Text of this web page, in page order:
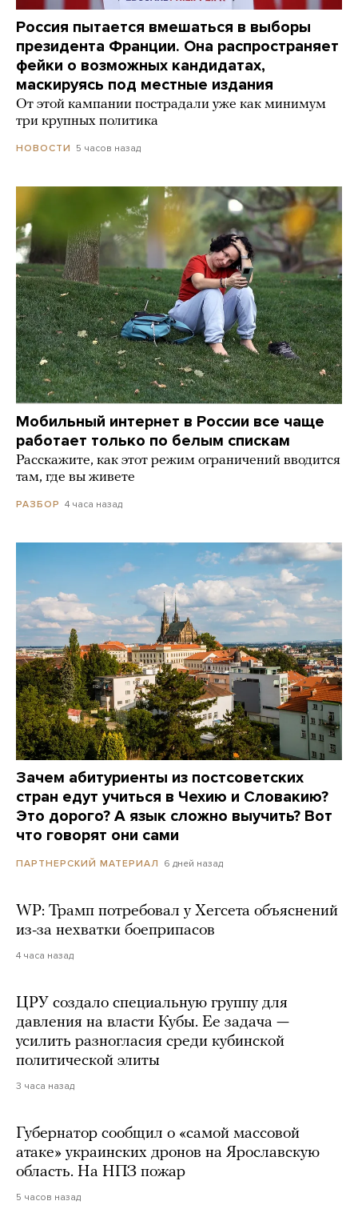
Россия пытается вмешаться в выборы
президента Франции. Она распространяет
фейки о возможных кандидатах,
маскируясь под местные издания
От этой кампании пострадали уже как минимум
три крупных политика
НОВОСТИ 5 часов назад
Мобильный интернет в России все чаще
работает только по белым спискам
Расскажите, как этот режим ограничений вводится
там, где вы живете
РАЗБОР 4 часа назад
Зачем абитуриенты из постсоветских
стран едут учиться в Чехию и Словакию?
Это дорого? А язык сложно выучить? Вот
что говорят они сами
ПАРТНЕРСКИЙ МАТЕРИАЛ 6 дней назад
WP: Трамп потребовал у Хегсета объяснений
из-за нехватки боеприпасов
4 часа назад
ЦРУ создало специальную группу для
давления на власти Кубы. Ее задача —
усилить разногласия среди кубинской
политической элиты
3 часа назад
Губернатор сообщил о «самой массовой
атаке» украинских дронов на Ярославскую
область. На НПЗ пожар
5 часов назад